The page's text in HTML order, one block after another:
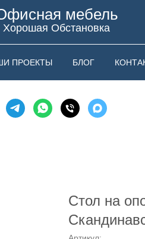
мебель
Хорошая Обстановка
ПРОЕКТЫ БЛОГ
Стол на